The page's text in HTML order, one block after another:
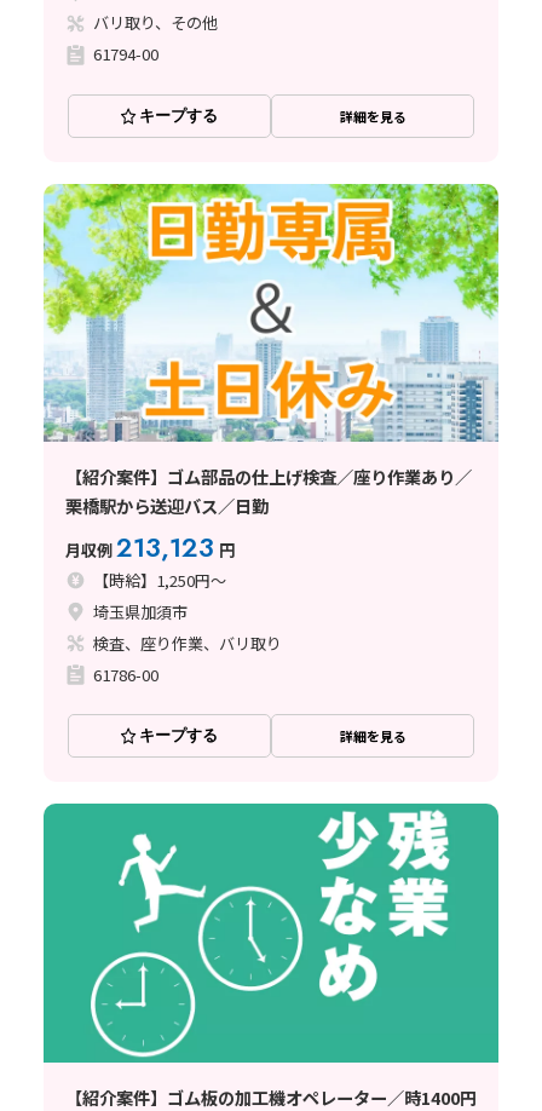
バリ取り、その他
61794-00
キープする 詳細を見る
【紹介案件】ゴム部品の仕上げ検査／座り作業あり／
栗橋駅から送迎バス／日勤
月収例213,123 円
【時給】1,250円～
埼玉県加須市
検査、座り作業、バリ取り
61786-00
キープする 詳細を見る
【紹介案件】ゴム板の加工機オペレーター／時1400円